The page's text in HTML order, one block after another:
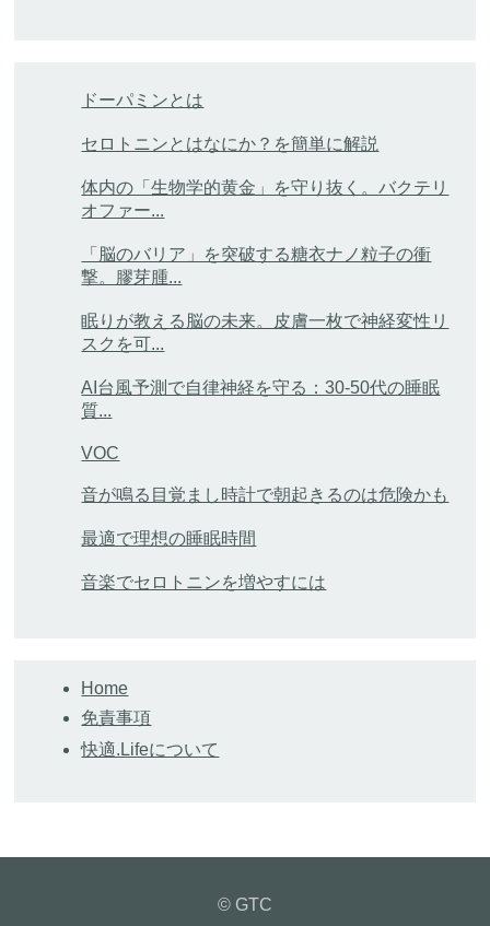
ドーパミンとは
セロトニンとはなにか？を簡単に解説
体内の「生物学的黄金」を守り抜く。バクテリ
オファー...
「脳のバリア」を突破する糖衣ナノ粒子の衝
撃。膠芽腫...
眠りが教える脳の未来。皮膚一枚で神経変性リ
スクを可...
AI台風予測で自律神経を守る：30-50代の睡眠
質...
VOC
音が鳴る目覚まし時計で朝起きるのは危険かも
最適で理想の睡眠時間
音楽でセロトニンを増やすには
Home
免責事項
快適.Lifeについて
© GTC